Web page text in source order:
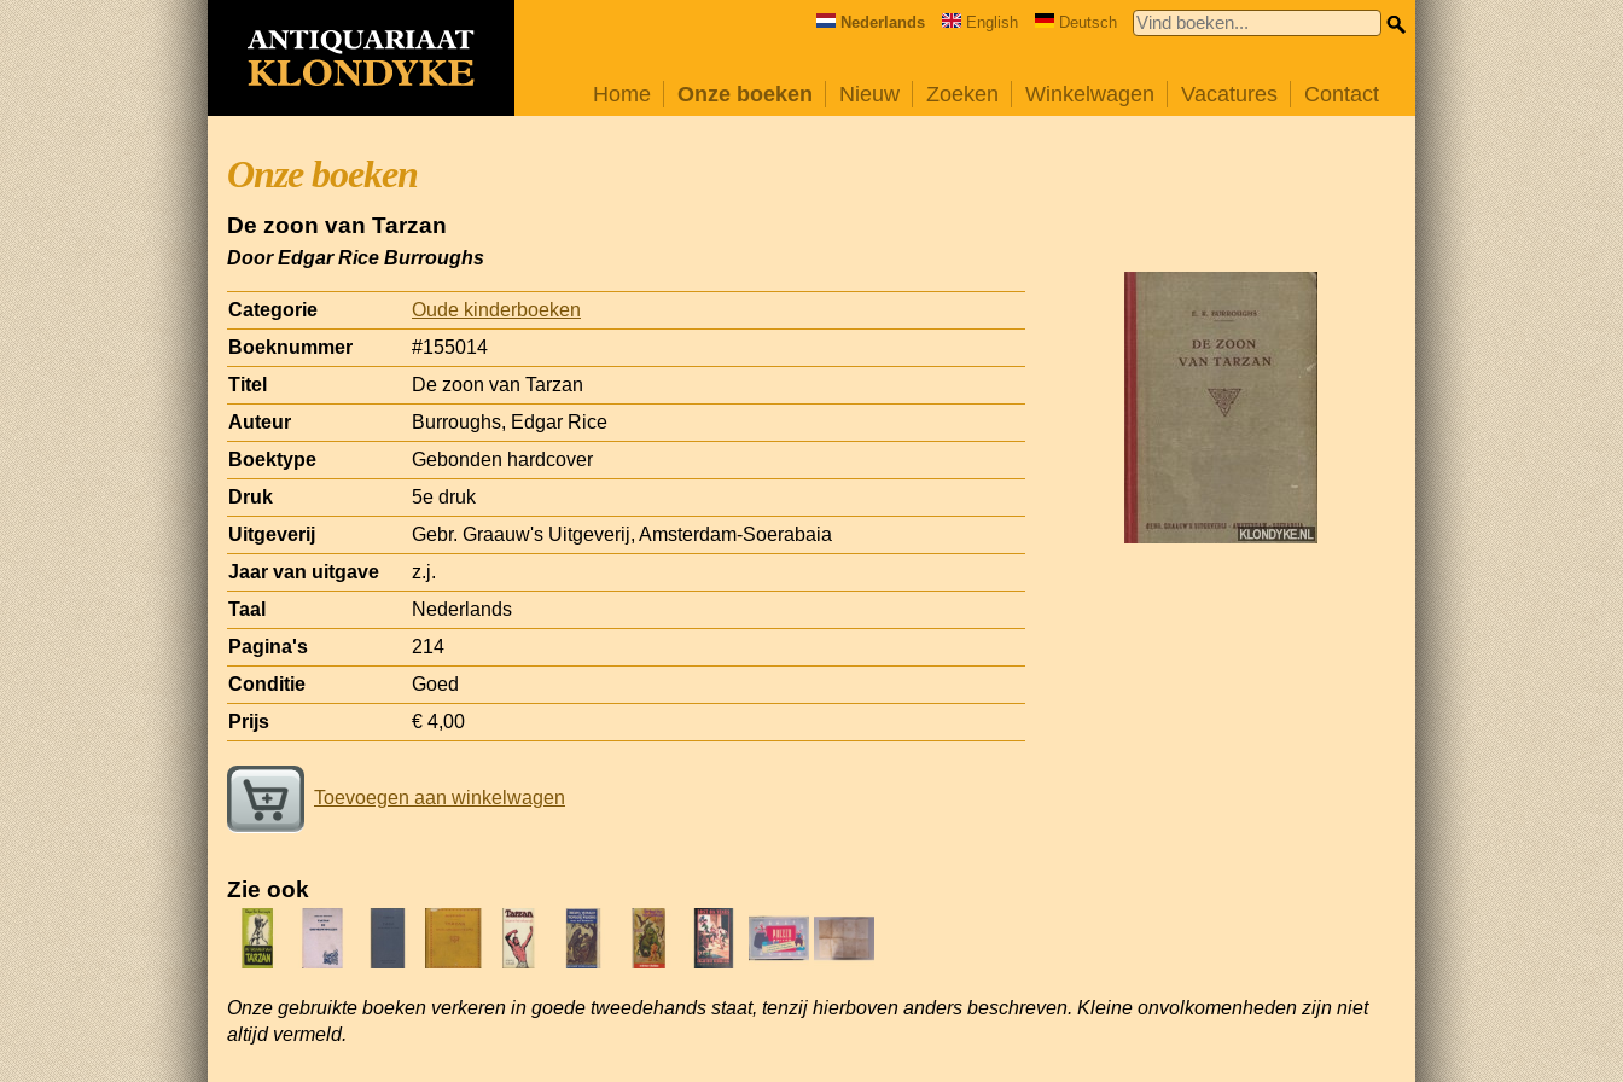
Nederlands English Deutsch
Home Onze boeken Nieuw Zoeken Winkelwagen Vacatures Contact
Onze boeken
De zoon van Tarzan
Door Edgar Rice Burroughs
Categorie
Oude kinderboeken
Boeknummer
#155014
Titel
De zoon van Tarzan
Auteur
Burroughs, Edgar Rice
Boektype
Gebonden hardcover
Druk
5e druk
Uitgeverij
Gebr. Graauw's Uitgeverij, Amsterdam-Soerabaia
Jaar van uitgave
z.j.
Taal
Nederlands
Pagina's
214
Conditie
Goed
Prijs
€ 4,00
Toevoegen aan winkelwagen
Zie ook
Onze gebruikte boeken verkeren in goede tweedehands staat, tenzij hierboven anders beschreven. Kleine onvolkomenheden zijn niet
altijd vermeld.